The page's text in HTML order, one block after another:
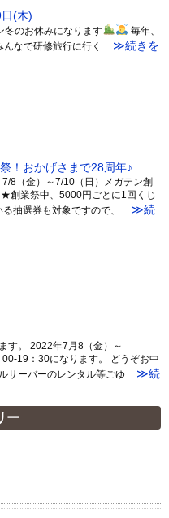
(木)
冬のお休みになります
毎年、
なで研修旅行に行く
≫続きを
！おかげさまで28周年♪
8（金）～7/10（日）メガテン創
創業祭中、5000円ごとに1回くじ
抽選券も対象ですので、
≫続
す。 2022年7月8（金）～
19：30になります。 どうぞお中
サーバーのレンタル等ごゆ
≫続
ー